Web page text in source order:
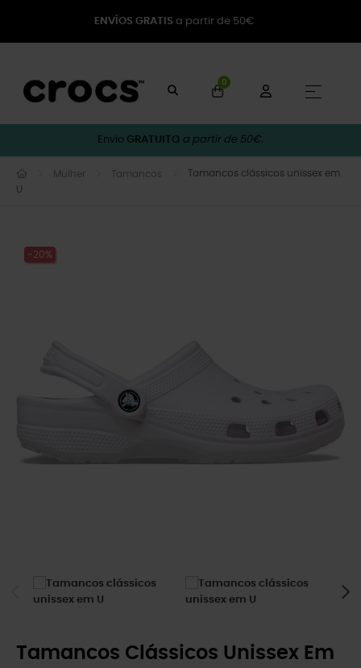
ENVÍOS GRATIS a partir de 50€
0
☰
Envio GRATUITO a partir de 50€.
Mulher Tamancos
Tamancos clássicos unissex em
U
-20%
Tamancos Clássicos Unissex Em